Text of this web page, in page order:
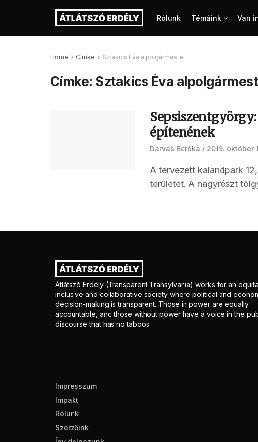
Rólunk Témáink Van
Home Címke Sztakics Éva alpolgármester
Címke: Sztakics Éva
építenének
Darvas Boróka 2019. október
A tervezett kalandpark
területet. A nagyrészt
Átlátszó Erdély (Transparent Transylvania) works for an
inclusive and collaborative society where political and
decision-making is transparent. Those in power are equally
accountable, and those without power have a voice in the
discourse that has no taboos.
Impresszum
Impakt
Rólunk
Szerzőink